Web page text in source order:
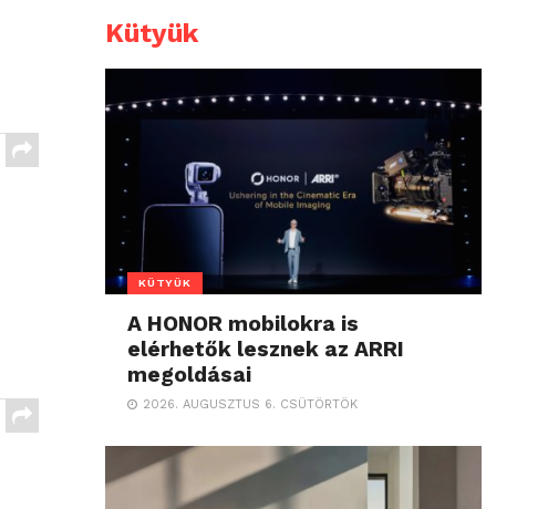
Kütyük
KÜTYÜK
A HONOR mobilokra is
elérhetők lesznek az ARRI
megoldásai
2026. AUGUSZTUS 6. CSÜTÖRTÖK